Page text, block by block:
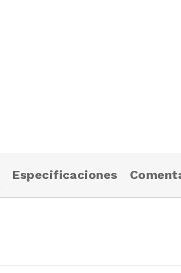
Especificaciones